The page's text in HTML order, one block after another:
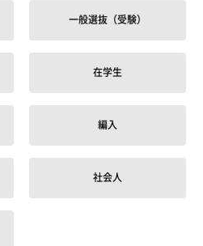
一般選抜（受験）
在学生
編入
社会人